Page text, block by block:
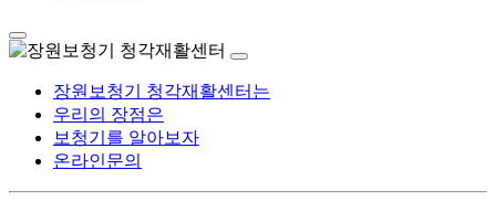
장원보청기 청각재활센터는
우리의 장점은
보청기를 알아보자
온라인문의